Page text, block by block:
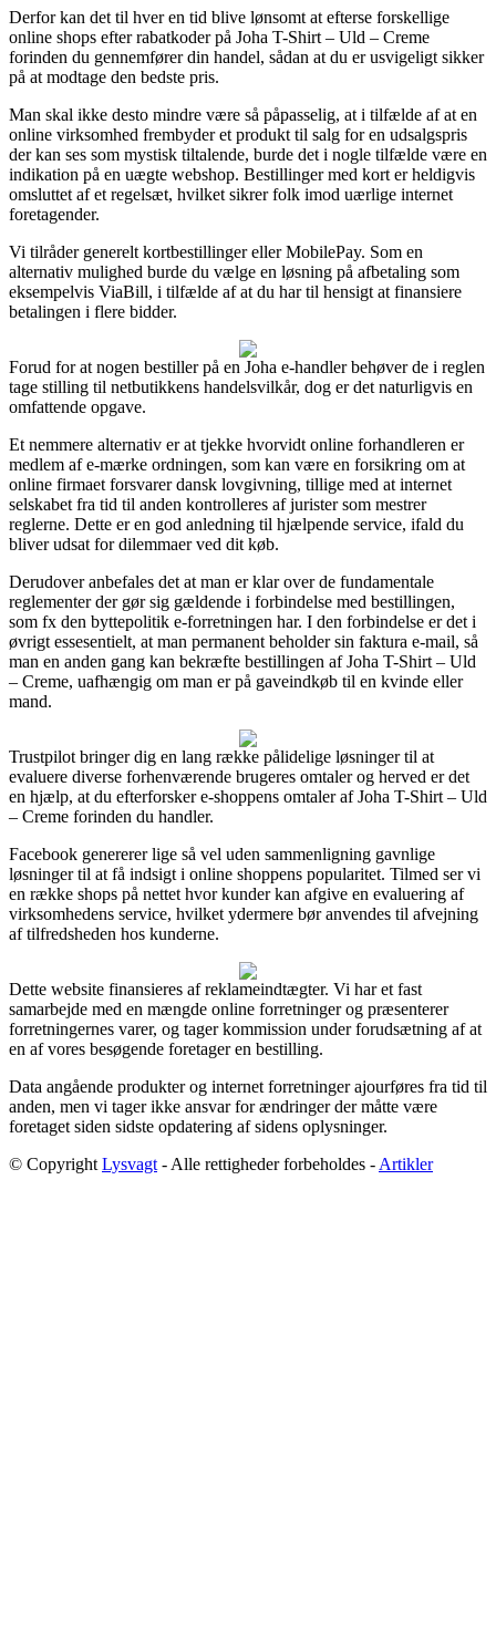
Derfor kan det til hver en tid blive lønsomt at efterse forskellige
online shops efter rabatkoder på Joha T-Shirt – Uld – Creme
forinden du gennemfører din handel, sådan at du er usvigeligt sikker
på at modtage den bedste pris.
Man skal ikke desto mindre være så påpasselig, at i tilfælde af at en
online virksomhed frembyder et produkt til salg for en udsalgspris
der kan ses som mystisk tiltalende, burde det i nogle tilfælde være en
indikation på en uægte webshop. Bestillinger med kort er heldigvis
omsluttet af et regelsæt, hvilket sikrer folk imod uærlige internet
foretagender.
Vi tilråder generelt kortbestillinger eller MobilePay. Som en
alternativ mulighed burde du vælge en løsning på afbetaling som
eksempelvis ViaBill, i tilfælde af at du har til hensigt at finansiere
betalingen i flere bidder.
Forud for at nogen bestiller på en Joha e-handler behøver de i reglen
tage stilling til netbutikkens handelsvilkår, dog er det naturligvis en
omfattende opgave.
Et nemmere alternativ er at tjekke hvorvidt online forhandleren er
medlem af e-mærke ordningen, som kan være en forsikring om at
online firmaet forsvarer dansk lovgivning, tillige med at internet
selskabet fra tid til anden kontrolleres af jurister som mestrer
reglerne. Dette er en god anledning til hjælpende service, ifald du
bliver udsat for dilemmaer ved dit køb.
Derudover anbefales det at man er klar over de fundamentale
reglementer der gør sig gældende i forbindelse med bestillingen,
som fx den byttepolitik e-forretningen har. I den forbindelse er det i
øvrigt essesentielt, at man permanent beholder sin faktura e-mail, så
man en anden gang kan bekræfte bestillingen af Joha T-Shirt – Uld
– Creme, uafhængig om man er på gaveindkøb til en kvinde eller
mand.
Trustpilot bringer dig en lang række pålidelige løsninger til at
evaluere diverse forhenværende brugeres omtaler og herved er det
en hjælp, at du efterforsker e-shoppens omtaler af Joha T-Shirt – Uld
– Creme forinden du handler.
Facebook genererer lige så vel uden sammenligning gavnlige
løsninger til at få indsigt i online shoppens popularitet. Tilmed ser vi
en række shops på nettet hvor kunder kan afgive en evaluering af
virksomhedens service, hvilket ydermere bør anvendes til afvejning
af tilfredsheden hos kunderne.
Dette website finansieres af reklameindtægter. Vi har et fast
samarbejde med en mængde online forretninger og præsenterer
forretningernes varer, og tager kommission under forudsætning af at
en af vores besøgende foretager en bestilling.
Data angående produkter og internet forretninger ajourføres fra tid til
anden, men vi tager ikke ansvar for ændringer der måtte være
foretaget siden sidste opdatering af sidens oplysninger.
© Copyright Lysvagt - Alle rettigheder forbeholdes - Artikler